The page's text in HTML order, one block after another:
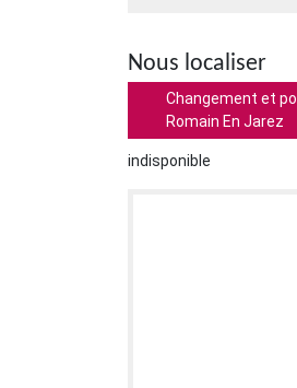
Nous localiser
Changement et
Romain En Jarez
indisponible